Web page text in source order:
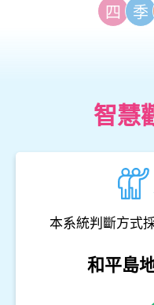
四 季
智慧
本系統判斷方式
和平島地質公